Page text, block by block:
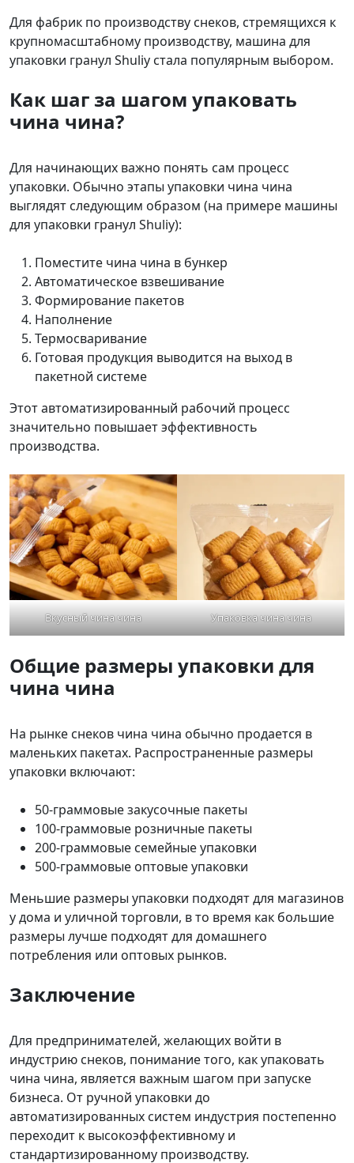
Для фабрик по производству снеков, стремящихся к
крупномасштабному производству, машина для
упаковки гранул Shuliy стала популярным выбором.
Как шаг за шагом упаковать
чина чина?
Для начинающих важно понять сам процесс
упаковки. Обычно этапы упаковки чина чина
выглядят следующим образом (на примере машины
для упаковки гранул Shuliy):
Поместите чина чина в бункер
Автоматическое взвешивание
Формирование пакетов
Наполнение
Термосваривание
Готовая продукция выводится на выход в
пакетной системе
Этот автоматизированный рабочий процесс
значительно повышает эффективность
производства.
Вкусный чина чина Упаковка чина чина
Общие размеры упаковки для
чина чина
На рынке снеков чина чина обычно продается в
маленьких пакетах. Распространенные размеры
упаковки включают:
50-граммовые закусочные пакеты
100-граммовые розничные пакеты
200-граммовые семейные упаковки
500-граммовые оптовые упаковки
Меньшие размеры упаковки подходят для магазинов
у дома и уличной торговли, в то время как большие
размеры лучше подходят для домашнего
потребления или оптовых рынков.
Заключение
Для предпринимателей, желающих войти в
индустрию снеков, понимание того, как упаковать
чина чина, является важным шагом при запуске
бизнеса. От ручной упаковки до
автоматизированных систем индустрия постепенно
переходит к высокоэффективному и
стандартизированному производству.